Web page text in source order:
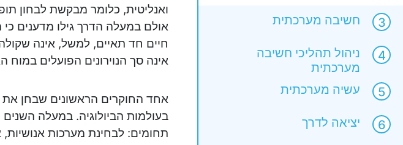
חשיבה מערכתית
ניהול תהליכי חשיבה
מערכתית
עשיה מערכתית
יציאה לדרך
ואנליטית, כלומר מבקשת לבחון
אולם במעלה הדרך גילו מדענים
חיים חד תאיים, למשל, אינה
אינה סך הנוירונים הפועלים במוח
אחד החוקרים הראשונים שבחן
בעולמות הביולוגיה. במעלה
תחומים: לבחינת מערכות אנושיות,